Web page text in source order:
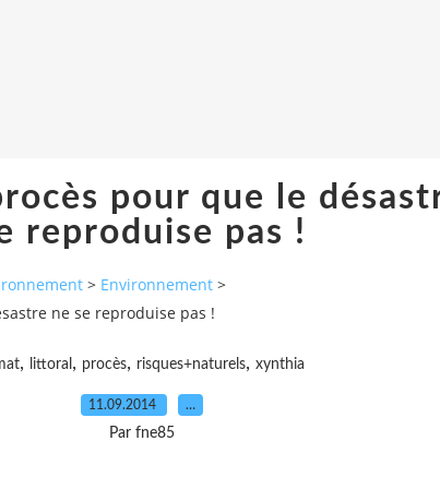
pour que le
reproduise pas !
> Environnement >
ne se reproduise pas !
, littoral , procès, risques+naturels, xynthia
11.09.2014 …
Par fne85